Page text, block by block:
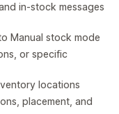
in-stock messages
Manual stock mode
or specific
locations
placement, and